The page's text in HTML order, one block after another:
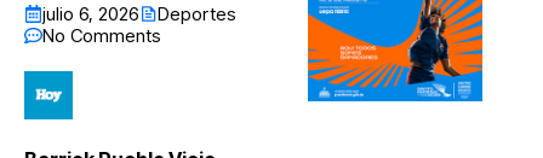
julio 6, 2026
Deportes
No Comments